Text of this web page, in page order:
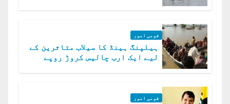
قومی امور
ہیلپنگ ہینڈ کا سیلاب متاثرین کے
لیے ایک ارب چالیس کروڑ روپے
قومی امور